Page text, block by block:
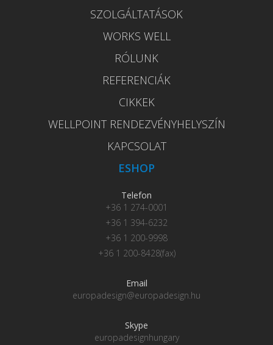
SZOLGÁLTATÁSOK
WORKS WELL
RÓLUNK
REFERENCIÁK
CIKKEK
WELLPOINT RENDEZVÉNYHELYSZÍN
KAPCSOLAT
ESHOP
Telefon
+36 1 274-0001
+36 1 394-6232
+36 1 200-9998
+36 1 200-8428(fax)
Email
europadesign@europadesign.hu
Skype
europadesignhungary